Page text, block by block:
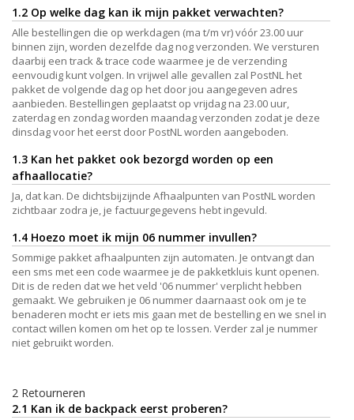
1.2 Op welke dag kan ik mijn pakket verwachten?
Alle bestellingen die op werkdagen (ma t/m vr) vóór 23.00 uur
binnen zijn, worden dezelfde dag nog verzonden. We versturen
daarbij een track & trace code waarmee je de verzending
eenvoudig kunt volgen. In vrijwel alle gevallen zal PostNL het
pakket de volgende dag op het door jou aangegeven adres
aanbieden. Bestellingen geplaatst op vrijdag na 23.00 uur,
zaterdag en zondag worden maandag verzonden zodat je deze
dinsdag voor het eerst door PostNL worden aangeboden.
1.3 Kan het pakket ook bezorgd worden op een
afhaallocatie?
Ja, dat kan. De dichtsbijzijnde Afhaalpunten van PostNL worden
zichtbaar zodra je, je factuurgegevens hebt ingevuld.
1.4 Hoezo moet ik mijn 06 nummer invullen?
Sommige pakket afhaalpunten zijn automaten. Je ontvangt dan
een sms met een code waarmee je de pakketkluis kunt openen.
Dit is de reden dat we het veld '06 nummer' verplicht hebben
gemaakt. We gebruiken je 06 nummer daarnaast ook om je te
benaderen mocht er iets mis gaan met de bestelling en we snel in
contact willen komen om het op te lossen. Verder zal je nummer
niet gebruikt worden.
2 Retourneren
2.1 Kan ik de backpack eerst proberen?